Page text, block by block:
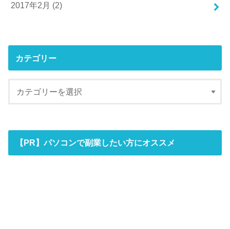
2017年2月 (2)
カテゴリー
【PR】パソコンで副業したい方にオススメ